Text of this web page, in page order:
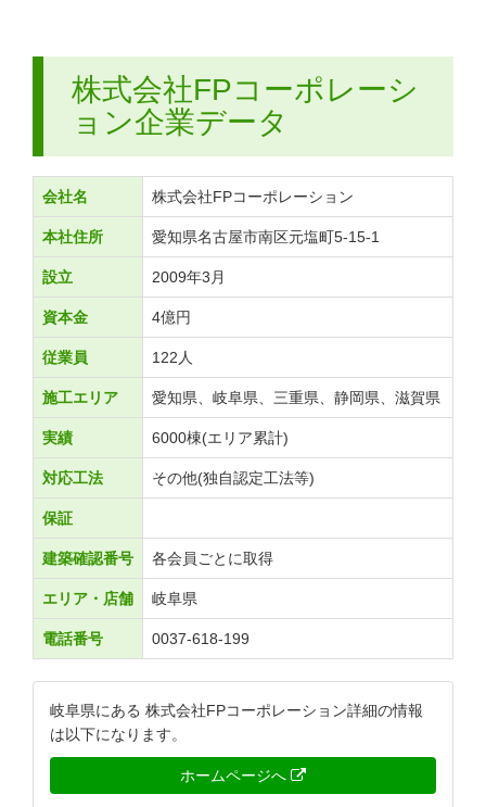
株式会社FPコーポレーシ
ョン企業データ
会社名 株式会社FPコーポレーション
本社住所 愛知県名古屋市南区元塩町5-15-1
設立 2009年3月
資本金 4億円
従業員 122人
施工エリア 愛知県、岐阜県、三重県、静岡県、滋賀県
実績 6000棟(エリア累計)
対応工法 その他(独自認定工法等)
保証
建築確認番号 各会員ごとに取得
エリア・店舗 岐阜県
電話番号 0037-618-199
岐阜県にある 株式会社FPコーポレーション詳細の情報
は以下になります。
ホームページへ